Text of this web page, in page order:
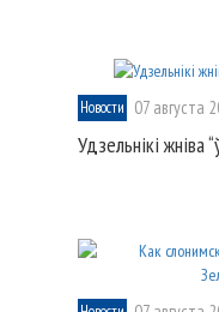
Новости 07 августа
Удзельнікі жніва